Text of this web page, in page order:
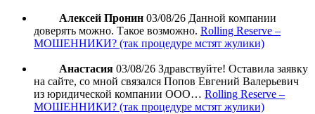
Алексей Пронин 03/08/26 Данной компании
доверять можно. Такое возможно. Rolling Reserve –
МОШЕННИКИ? (так процедуре мстят жулики)
Анастасия 03/08/26 Здравствуйте! Оставила заявку
на сайте, со мной связался Попов Евгений Валерьевич
из юридической компании ООО… Rolling Reserve –
МОШЕННИКИ? (так процедуре мстят жулики)